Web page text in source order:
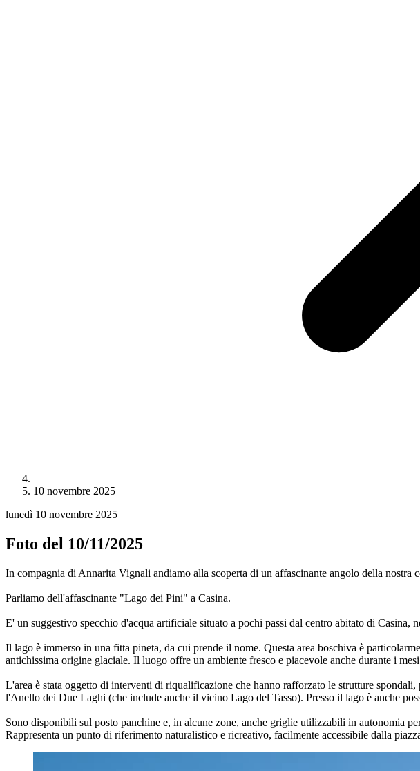
10 novembre 2025
lunedì 10 novembre 2025
Foto del 10/11/2025
In compagnia di Annarita Vignali andiamo alla scoperta di un affascinante angolo della
Parliamo dell'affascinante "Lago dei Pini" a Casina.
E' un suggestivo specchio d'acqua artificiale situato a pochi passi dal centro abitato di Casina,
Il lago è immerso in una fitta pineta, da cui prende il nome. Questa area boschiva è
antichissima origine glaciale. Il luogo offre un ambiente fresco e piacevole anche durante i
L'area è stata oggetto di interventi di riqualificazione che hanno rafforzato le strutture
l'Anello dei Due Laghi (che include anche il vicino Lago del Tasso). Presso il lago è anche
Sono disponibili sul posto panchine e, in alcune zone, anche griglie utilizzabili in autonomia
Rappresenta un punto di riferimento naturalistico e ricreativo, facilmente accessibile dalla